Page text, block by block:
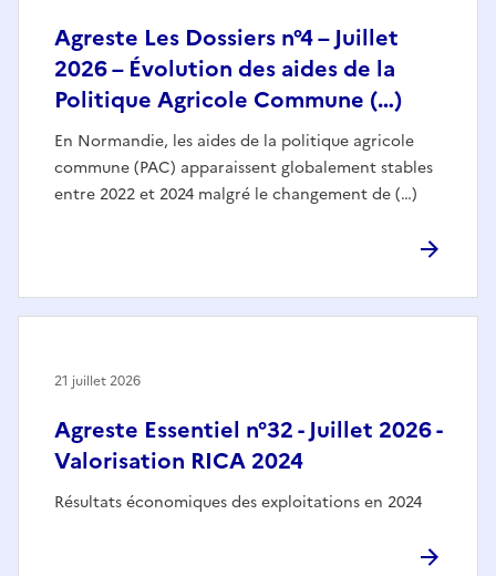
Agreste Les Dossiers n°4 – Juillet
2026 – Évolution des aides de la
Politique Agricole Commune (…)
En Normandie, les aides de la politique agricole
commune (PAC) apparaissent globalement stables
entre 2022 et 2024 malgré le changement de (…)
Agreste Essentiel n°32 - Juillet 2026 -
Valorisation RICA 2024
Résultats économiques des exploitations en 2024
21 juillet 2026